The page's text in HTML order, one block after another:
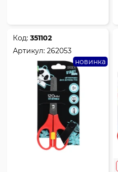
Код:351102
Артикул:262053
новинка